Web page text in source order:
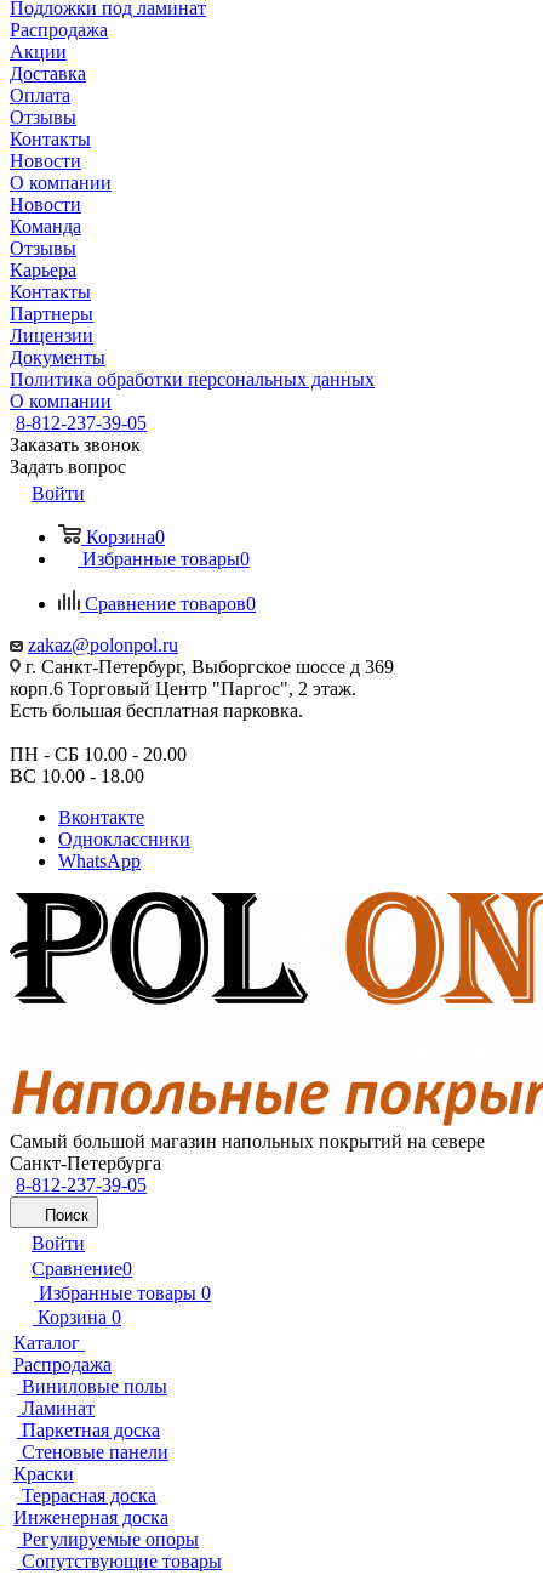
Подложки под ламинат
Распродажа
Акции
Доставка
Оплата
Отзывы
Контакты
Новости
О компании
Новости
Команда
Отзывы
Карьера
Контакты
Партнеры
Лицензии
Документы
Политика обработки персональных данных
О компании
8-812-237-39-05
Заказать звонок
Задать вопрос
Войти
Корзина0
Избранные товары0
Сравнение товаров0
zakaz@polonpol.ru
г. Санкт-Петербург, Выборгское шоссе д 369
корп.6 Торговый Центр "Паргос", 2 этаж.
Есть большая бесплатная парковка.
ПН - СБ 10.00 - 20.00
ВС 10.00 - 18.00
Вконтакте
Одноклассники
WhatsApp
Самый большой магазин напольных покрытий на севере
Санкт-Петербурга
8-812-237-39-05
Поиск
Войти
Сравнение0
Избранные товары 0
Корзина 0
Каталог
Распродажа
Виниловые полы
Ламинат
Паркетная доска
Стеновые панели
Краски
Террасная доска
Инженерная доска
Регулируемые опоры
Сопутствующие товары